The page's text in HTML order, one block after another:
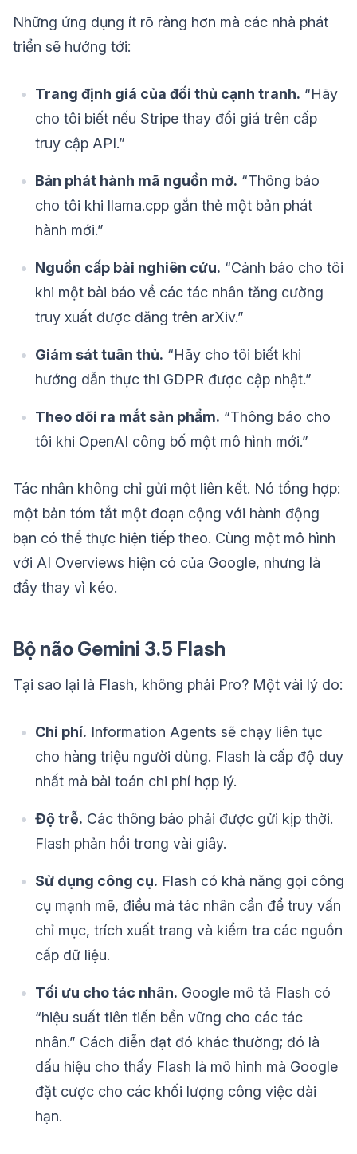
Những ứng dụng ít rõ ràng hơn mà các nhà phát
triển sẽ hướng tới:
Trang định giá của đối thủ cạnh tranh. “Hãy
cho tôi biết nếu Stripe thay đổi giá trên cấp
truy cập API.”
Bản phát hành mã nguồn mở. “Thông báo
cho tôi khi llama.cpp gắn thẻ một bản phát
hành mới.”
Nguồn cấp bài nghiên cứu. “Cảnh báo cho tôi
khi một bài báo về các tác nhân tăng cường
truy xuất được đăng trên arXiv.”
Giám sát tuân thủ. “Hãy cho tôi biết khi
hướng dẫn thực thi GDPR được cập nhật.”
Theo dõi ra mắt sản phẩm. “Thông báo cho
tôi khi OpenAI công bố một mô hình mới.”
Tác nhân không chỉ gửi một liên kết. Nó tổng hợp:
một bản tóm tắt một đoạn cộng với hành động
bạn có thể thực hiện tiếp theo. Cùng một mô hình
với AI Overviews hiện có của Google, nhưng là
đẩy thay vì kéo.
Bộ não Gemini 3.5 Flash
Tại sao lại là Flash, không phải Pro? Một vài lý do:
Chi phí. Information Agents sẽ chạy liên tục
cho hàng triệu người dùng. Flash là cấp độ duy
nhất mà bài toán chi phí hợp lý.
Độ trễ. Các thông báo phải được gửi kịp thời.
Flash phản hồi trong vài giây.
Sử dụng công cụ. Flash có khả năng gọi công
cụ mạnh mẽ, điều mà tác nhân cần để truy vấn
chỉ mục, trích xuất trang và kiểm tra các nguồn
cấp dữ liệu.
Tối ưu cho tác nhân. Google mô tả Flash có
“hiệu suất tiên tiến bền vững cho các tác
nhân.” Cách diễn đạt đó khác thường; đó là
dấu hiệu cho thấy Flash là mô hình mà Google
đặt cược cho các khối lượng công việc dài
hạn.